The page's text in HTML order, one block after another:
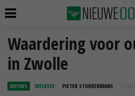
Waardering voor
in Zwolle
NIEUWS MELKVEE PIETER STOKKERMANS 21